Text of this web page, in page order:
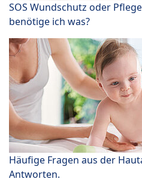
SOS Wundschutz oder
benötige ich was?
Häufige Fragen aus der
Antworten.